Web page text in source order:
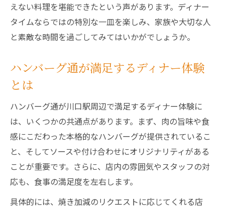
えない料理を堪能できたという声があります。ディナー
タイムならではの特別な一皿を楽しみ、家族や大切な人
と素敵な時間を過ごしてみてはいかがでしょうか。
ハンバーグ通が満足するディナー体験
とは
ハンバーグ通が川口駅周辺で満足するディナー体験に
は、いくつかの共通点があります。まず、肉の旨味や食
感にこだわった本格的なハンバーグが提供されているこ
と、そしてソースや付け合わせにオリジナリティがある
ことが重要です。さらに、店内の雰囲気やスタッフの対
応も、食事の満足度を左右します。
具体的には、焼き加減のリクエストに応じてくれる店